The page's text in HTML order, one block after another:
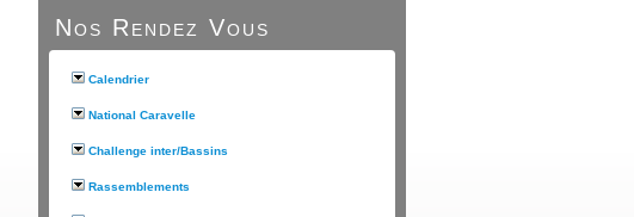
Nos Rendez Vous
Calendrier
National Caravelle
Challenge inter/Bassins
Rassemblements